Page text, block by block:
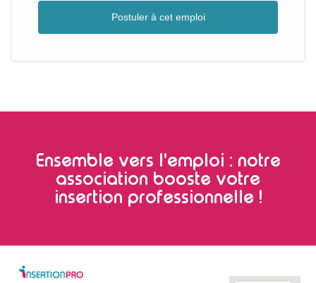
Postuler à cet emploi
Ensemble vers l'emploi : notre
association booste votre
insertion professionnelle !